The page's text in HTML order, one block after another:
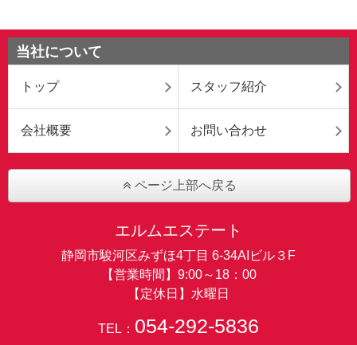
当社について
トップ スタッフ紹介
会社概要 お問い合わせ
ページ上部へ戻る
エルムエステート
静岡市駿河区みずほ4丁目 6-34AIビル３F
【営業時間】9:00～18：00
【定休日】水曜日
TEL： 054-292-5836